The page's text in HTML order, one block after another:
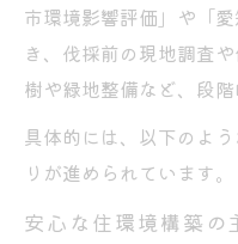
市環境影響評価」や「
き、伐採前の現地調査
樹や緑地整備など、段
具体的には、以下のよ
りが進められています。
安心な住環境構築の